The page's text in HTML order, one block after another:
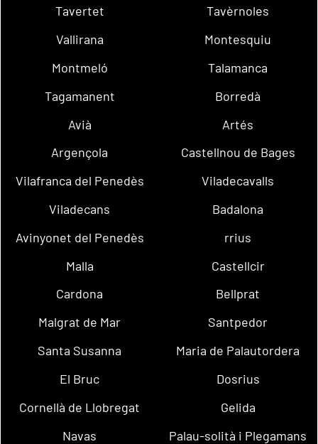
Tavertet
Tavèrnoles
Vallirana
Montesquiu
Montmeló
Talamanca
Tagamanent
Borredà
Avià
Artés
Argençola
Castellnou de Bages
Vilafranca del Penedès
Viladecavalls
Viladecans
Badalona
Avinyonet del Penedès
rrius
Malla
Castellcir
Cardona
Bellprat
Malgrat de Mar
Santpedor
Santa Susanna
Maria de Palautordera
El Bruc
Dosrius
Cornellà de Llobregat
Gelida
Navas
Palau-solità i Plegamans